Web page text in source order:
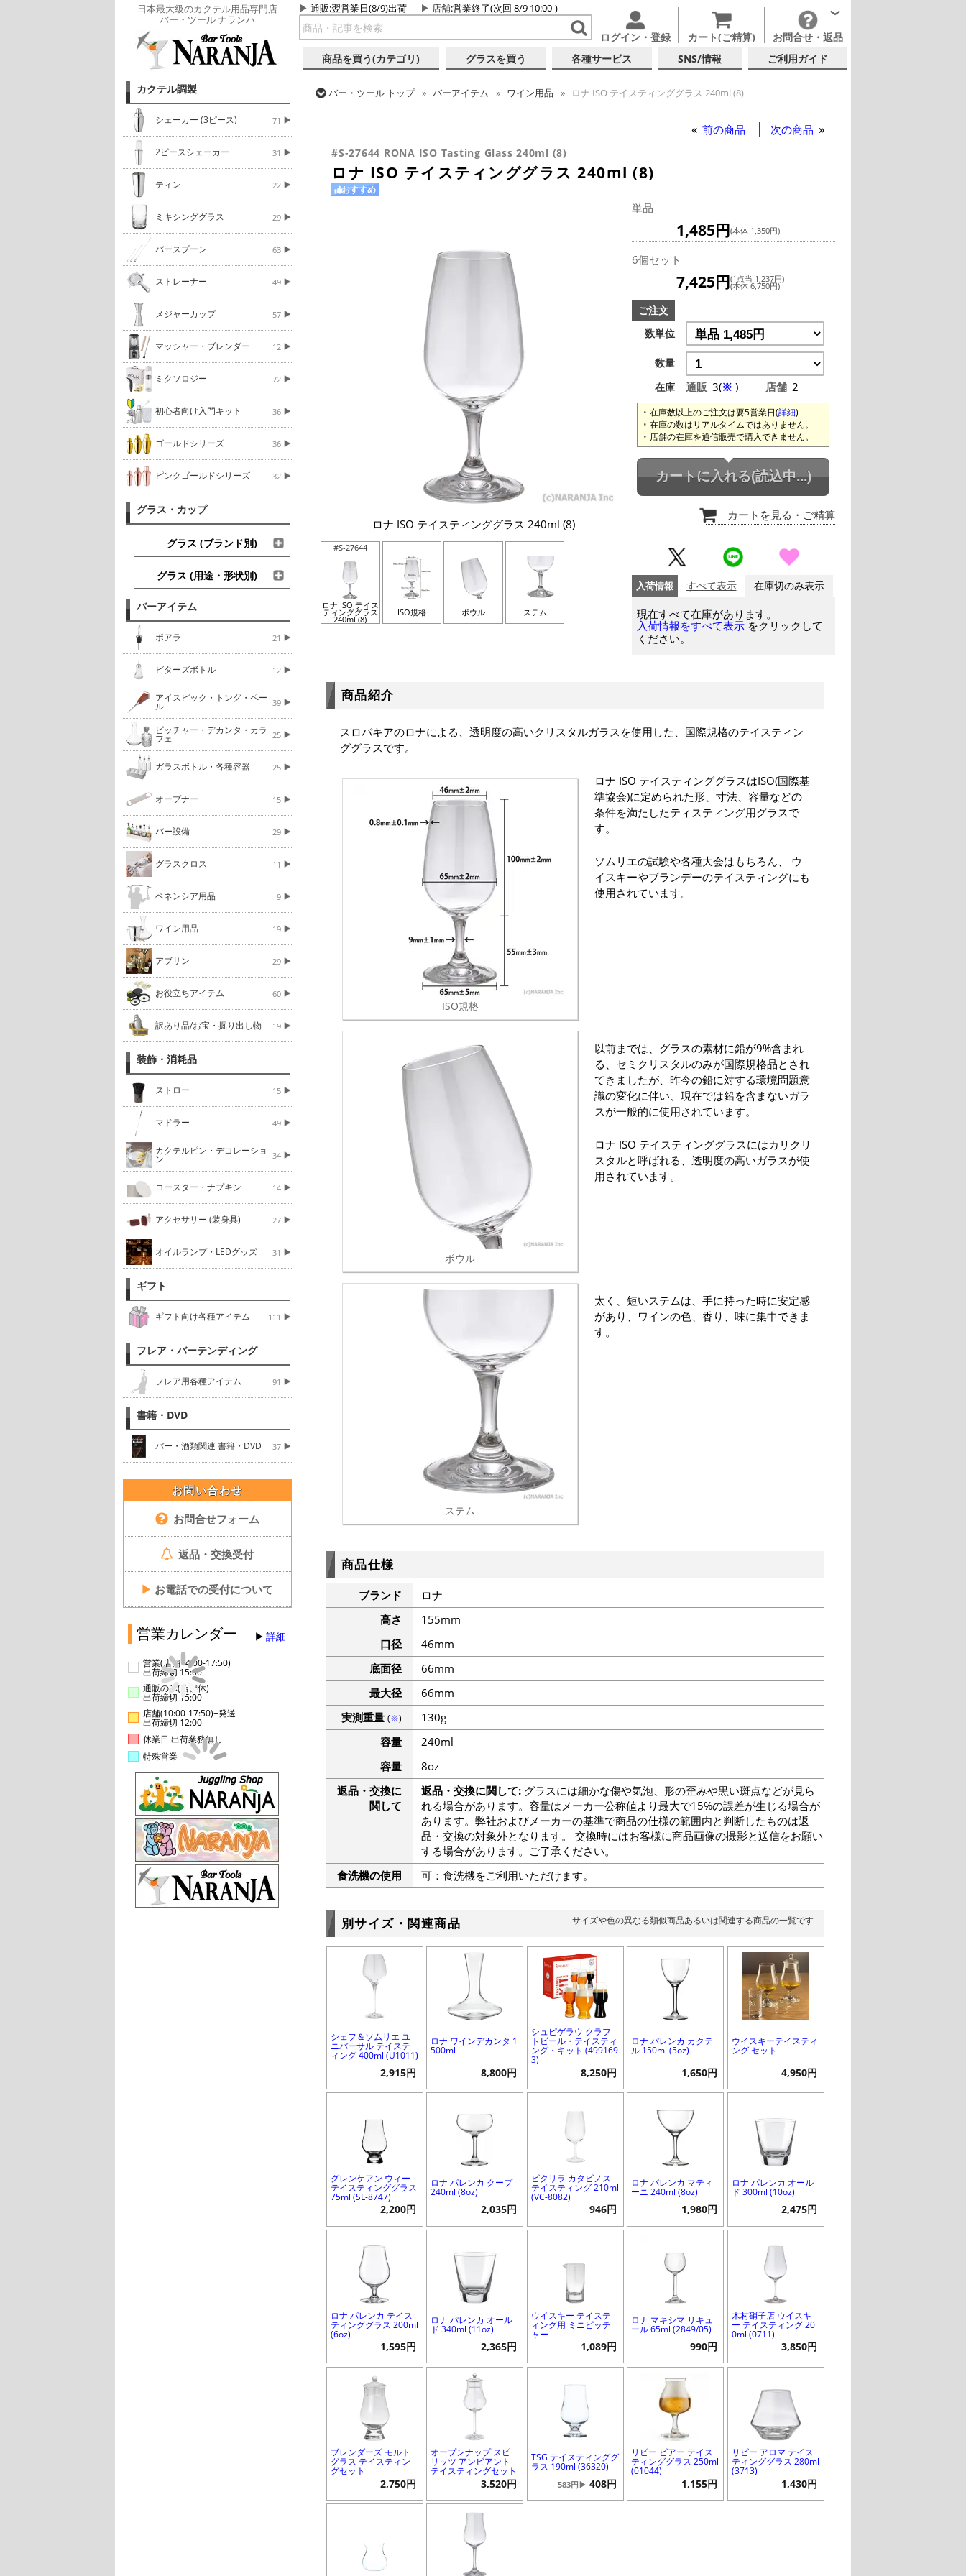
日本最大級のカクテル用品専門店
バー・ツール ナランハ
通販:翌営業日(8/9)出荷 店舗:営業終了(次回 8/9 10:00-)
ログイン・登録 カート(ご精算) お問合せ・返品
商品を買う(カテゴリ) グラスを買う 各種サービス SNS/情報 ご利用ガイド
カクテル調製
シェーカー (3ピース) 71
2ピースシェーカー 31
ティン 22
ミキシンググラス 29
バースプーン 63
ストレーナー 49
メジャーカップ 57
マッシャー・ブレンダー 12
ミクソロジー 72
初心者向け入門キット 36
ゴールドシリーズ 36
ピンクゴールドシリーズ 32
グラス・カップ
グラス (ブランド別)
グラス (用途・形状別)
バーアイテム
ポアラ 21
ビターズボトル 12
アイスピック・トング・ペー
ル 39
ピッチャー・デカンタ・カラ
フェ 25
ガラスボトル・各種容器 25
オープナー 15
バー設備 29
グラスクロス 11
ベネンシア用品 9
ワイン用品 19
アブサン 29
お役立ちアイテム 60
訳あり品/お宝・掘り出し物 19
装飾・消耗品
ストロー 15
マドラー 49
カクテルピン・デコレーショ
ン 34
コースター・ナプキン 14
アクセサリー (装身具) 27
オイルランプ・LEDグッズ 31
ギフト
ギフト向け各種アイテム 111
フレア・バーテンディング
フレア用各種アイテム 91
書籍・DVD
バー・酒類関連 書籍・DVD 37
お問い合わせ
お問合せフォーム
返品・交換受付
▶ お電話での受付について
営業カレンダー 詳細
営業(店舗14:00-17:50)
出荷締切 15:00
通販のみ(店舗休)
出荷締切 15:00
店舗(10:00-17:50)+発送
出荷締切 12:00
休業日 出荷業務無し
特殊営業
バー・ツール トップ バーアイテム ワイン用品
ロナ ISO テイスティンググラス 240ml (8)
前の商品 次の商品
#S-27644 RONA ISO Tasting Glass 240ml (8)
ロナ ISO テイスティンググラス 240ml (8)
おすすめ
ロナ ISO テイスティンググラス 240ml (8)
#S-27644
ロナ ISO テイス
ティンググラス
240ml (8)
ISO規格 ボウル ステム
単品
1,485円(本体 1,350円)
6個セット
7,425円(1点当 1,237円)
(本体 6,750円)
ご注文
数単位
数量
在庫
通販 3(※ ) 店舗 2
在庫数以上のご注文は要5営業日(詳細)
在庫の数はリアルタイムではありません。
店舗の在庫を通信販売で購入できません。
カートに入れる(読込中...)
カートを見る ・ご精算
入荷情報 すべて表示 在庫切のみ表示
現在すべて在庫があります。
入荷情報をすべて表示 をクリックして
ください。
商品紹介
スロバキアのロナによる、透明度の高いクリスタルガラスを使用した、国際規格のテイスティン
ググラスです。
ISO規格
ロナ ISO テイスティンググラスはISO(国際基
準協会)に定められた形、寸法、容量などの
条件を満たしたティスティング用グラスで
す。
ソムリエの試験や各種大会はもちろん、 ウ
イスキーやブランデーのテイスティングにも
使用されています。
ボウル
以前までは、グラスの素材に鉛が9%含まれ
る、セミクリスタルのみが国際規格品とされ
てきましたが、昨今の鉛に対する環境問題意
識の変化に伴い、現在では鉛を含まないガラ
スが一般的に使用されています。
ロナ ISO テイスティンググラスにはカリクリ
スタルと呼ばれる、透明度の高いガラスが使
用されています。
ステム
太く、短いステムは、手に持った時に安定感
があり、ワインの色、香り、味に集中できま
す。
商品仕様
ブランド
ロナ
高さ
155mm
口径
46mm
底面径
66mm
最大径
66mm
実測重量 (※)
130g
容量
240ml
容量
8oz
返品・交換に
関して
返品・交換に関して:グラスには細かな傷や気泡、形の歪みや黒い斑点などが見ら
れる場合があります。容量はメーカー公称値より最大で15%の誤差が生じる場合が
あります。弊社およびメーカーの基準で商品の仕様の範囲内と判断したものは返
品・交換の対象外となります。 交換時にはお客様に商品画像の撮影と送信をお願い
する場合があります。ご了承ください。
食洗機の使用
可：食洗機をご利用いただけます。
別サイズ・関連商品 サイズや色の異なる類似商品あるいは関連する商品の一覧です
シェフ＆ソムリエ ユ
ニバーサル テイステ
ィング 400ml (U1011)
2,915円
ロナ ワインデカンタ 1
500ml
8,800円
シュピゲラウ クラフ
トビール・テイスティ
ング・キット (499169
3)
8,250円
ロナ パレンカ カクテ
ル 150ml (5oz)
1,650円
ウイスキーテイスティ
ング セット
4,950円
グレンケアン ウィー
テイスティンググラス
75ml (SL-8747)
2,200円
ロナ パレンカ クープ
240ml (8oz)
2,035円
ビクリラ カタビノス
テイスティング 210ml
(VC-8082)
946円
ロナ パレンカ マティ
ーニ 240ml (8oz)
1,980円
ロナ パレンカ オール
ド 300ml (10oz)
2,475円
ロナ パレンカ テイス
ティンググラス 200ml
(6oz)
1,595円
ロナ パレンカ オール
ド 340ml (11oz)
2,365円
ウイスキー テイステ
ィング用 ミニピッチ
ャー
1,089円
ロナ マキシマ リキュ
ール 65ml (2849/05)
990円
木村硝子店 ウイスキ
ー テイスティング 20
0ml (0711)
3,850円
ブレンダーズ モルト
グラス テイスティン
グセット
2,750円
オープンナップ スピ
リッツ アンビアント
テイスティングセット
3,520円
TSG テイスティンググ
ラス 190ml (36320)
583円▶ 408円
リビー ビアー テイス
ティンググラス 250ml
(01044)
1,155円
リビー アロマ テイス
ティンググラス 280ml
(3713)
1,430円